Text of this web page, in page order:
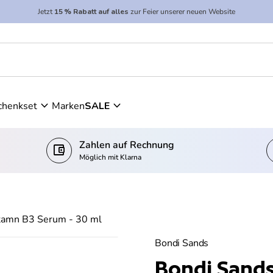
B3 Serum - 30 ml
Jetzt15 % Rabatt auf alles zur Feier unserer neuen Website
expand_more MarkenSALE expand_more
account_balance_wallet Zahlen auf Rechnung
Möglich mit Klarna
B3 Serum - 30 ml
Bondi Sands